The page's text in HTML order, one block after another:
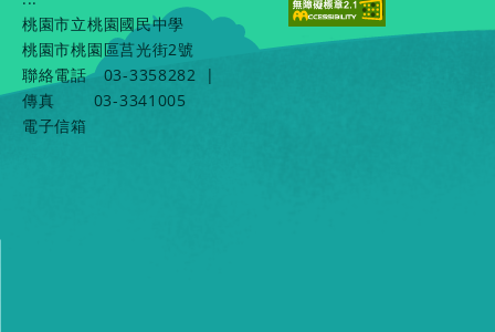
桃園市立桃園國民中學
桃園市桃園區莒光街2號
聯絡電話
03-3358282
|
傳真
03-3341005
電子信箱